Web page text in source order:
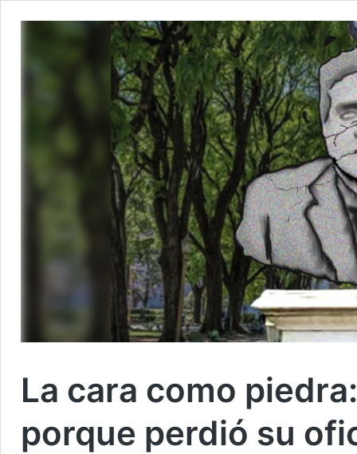
La cara como
porque perdió su